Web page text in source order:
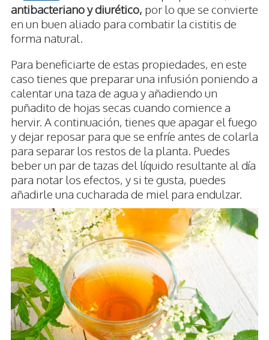
antibacteriano y diurético, por lo que se convierte
en un buen aliado para combatir la cistitis de
forma natural.
Para beneficiarte de estas propiedades, en este
caso tienes que preparar una infusión poniendo a
calentar una taza de agua y añadiendo un
puñadito de hojas secas cuando comience a
hervir. A continuación, tienes que apagar el fuego
y dejar reposar para que se enfríe antes de colarla
para separar los restos de la planta. Puedes
beber un par de tazas del líquido resultante al día
para notar los efectos, y si te gusta, puedes
añadirle una cucharada de miel para endulzar.